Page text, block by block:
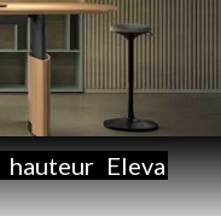
hauteur Eleva